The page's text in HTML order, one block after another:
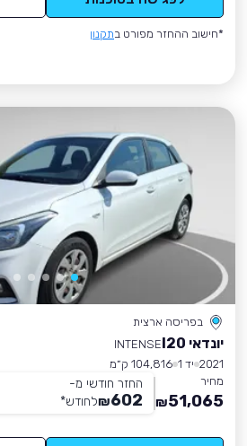
*חישוב ההחזר מפורט בתקנון
בפריסה ארצית
יונדאי I20
INTENSE
2021 יד 1
104,816 ק״מ
מחיר
51,065
₪
החזר חודשי מ-
602
₪לחודש*